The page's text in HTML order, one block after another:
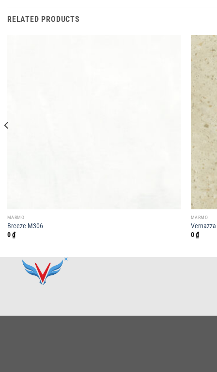
RELATED PRODUCTS
MARMO
Breeze M306
0₫
MARMO
0₫